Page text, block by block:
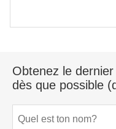
Obtenez le
dès que possible